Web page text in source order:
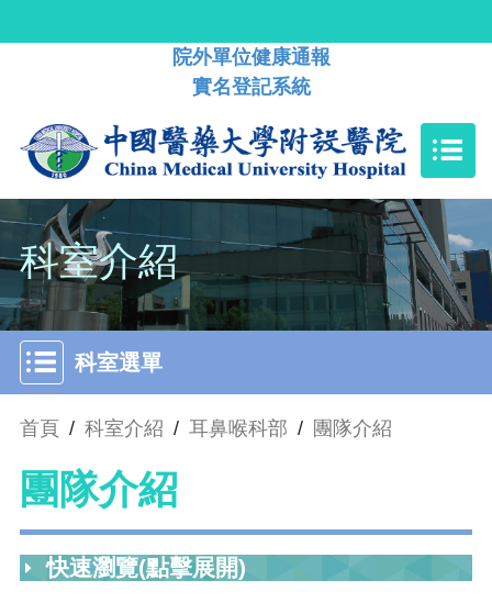
院外單位健康通報
實名登記系統
科室介紹
科室選單
首頁 / 科室介紹 / 耳鼻喉科部 / 團隊介紹
團隊介紹
快速瀏覽(點擊展開)